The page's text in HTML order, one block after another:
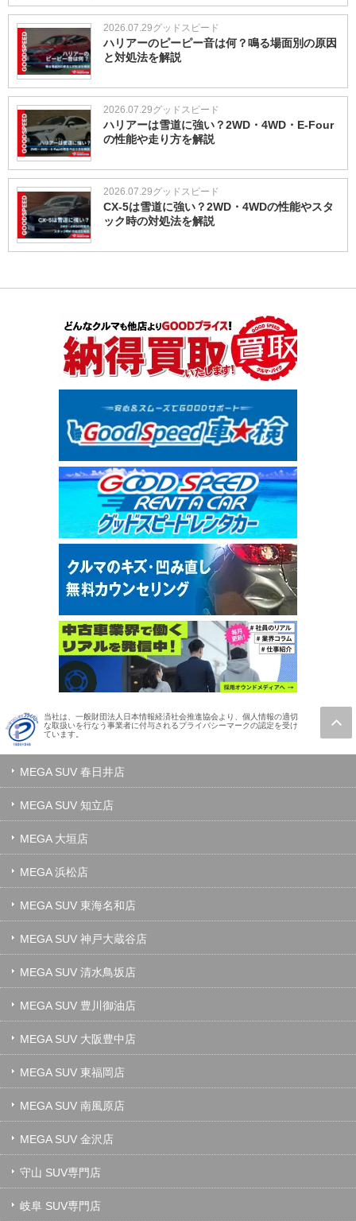
2026.07.29グッドスピード
ハリアーのピーピー音は何？鳴る場面別の原因
と対処法を解説
2026.07.29グッドスピード
ハリアーは雪道に強い？2WD・4WD・E-Four
の性能や走り方を解説
2026.07.29グッドスピード
CX-5は雪道に強い？2WD・4WDの性能やスタ
ック時の対処法を解説
当社は、一般財団法人日本情報経済社会推進協会より、個人情報の適切
な取扱いを行なう事業者に付与されるプライバシーマークの認定を受け
ています。
MEGA SUV 春日井店
MEGA SUV 知立店
MEGA 大垣店
MEGA 浜松店
MEGA SUV 東海名和店
MEGA SUV 神戸大蔵谷店
MEGA SUV 清水鳥坂店
MEGA SUV 豊川御油店
MEGA SUV 大阪豊中店
MEGA SUV 東福岡店
MEGA SUV 南風原店
MEGA SUV 金沢店
守山 SUV専門店
岐阜 SUV専門店